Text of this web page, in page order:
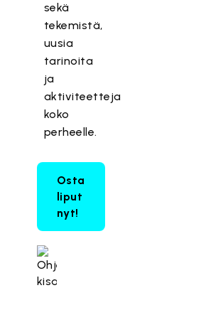
sekä
tekemistä,
uusia
tarinoita
ja
aktiviteetteja
koko
perheelle.
Osta
liput
nyt!